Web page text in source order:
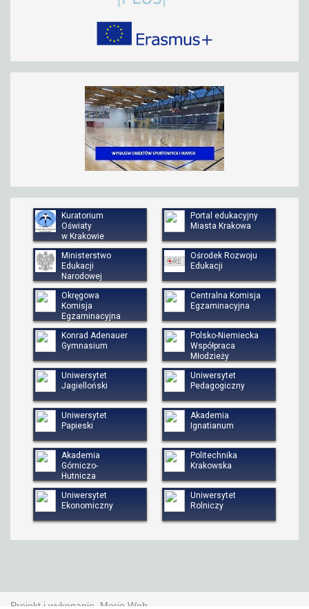
Kuratorium
Oświaty
w Krakowie
Portal edukacyjny
Miasta Krakowa
Ministerstwo
Edukacji
Narodowej
Ośrodek Rozwoju
Edukacji
Okręgowa
Komisja
Egzaminacyjna
Centralna Komisja
Egzaminacyjna
Konrad Adenauer
Gymnasium
Polsko-Niemiecka
Współpraca
Młodzieży
Uniwersytet
Jagielloński
Uniwersytet
Pedagogiczny
Uniwersytet
Papieski
Akademia
Ignatianum
Akademia
Górniczo-
Hutnicza
Politechnika
Krakowska
Uniwersytet
Ekonomiczny
Uniwersytet
Rolniczy
Projekt i wykonanie Morio Web